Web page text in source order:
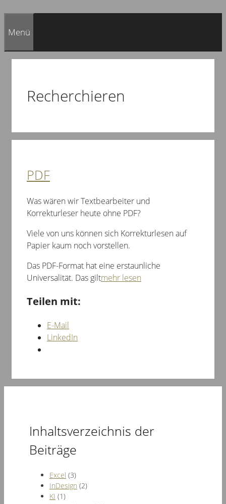
Menü
Recherchieren
PDF
Was wären wir Textbearbeiter und
Korrekturleser heute ohne PDF?
Viele von uns können sich Korrekturlesen auf
Papier kaum noch vorstellen.
Das PDF-Format hat eine erstaunliche
Universalität. Das giltmehr lesen
Teilen mit:
E-Mail
LinkedIn
Inhaltsverzeichnis der
Beiträge
Excel (3)
InDesign (2)
KI (1)